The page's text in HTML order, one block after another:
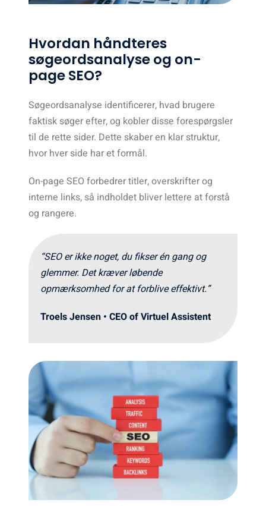
Hvordan håndteres
søgeordsanalyse og on-
page SEO?
Søgeordsanalyse identificerer, hvad brugere
faktisk søger efter, og kobler disse forespørgsler
til de rette sider. Dette skaber en klar struktur,
hvor hver side har et formål.
On-page SEO forbedrer titler, overskrifter og
interne links, så indholdet bliver lettere at forstå
og rangere.
“SEO er ikke noget, du fikser én gang og
glemmer. Det kræver løbende
opmærksomhed for at forblive effektivt.”
Troels Jensen • CEO of Virtuel Assistent